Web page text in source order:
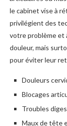
le cabinet vise à
privilégient des
votre problème et
douleur, mais
pour éviter leur
Douleurs
Blocages
Troubles
Maux de tête